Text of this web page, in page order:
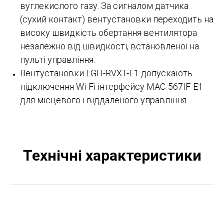
вуглекислого газу. За сигналом датчика
(сухий контакт) вентустановки переходить на
високу швидкість обертання вентилятора
незалежно від швидкості, встановленої на
пульті управління.
Вентустановки LGH-RVXT-E1 допускають
підключення Wi-Fi інтерфейсу MAC-567IF-E1
для місцевого і віддаленого управління.
Технічні характеристики